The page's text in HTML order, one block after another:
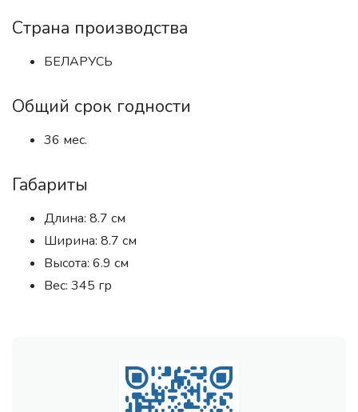
Страна производства
БЕЛАРУСЬ
Общий срок годности
36 мес.
Габариты
Длина: 8.7 см
Ширина: 8.7 см
Высота: 6.9 см
Вес: 345 гр